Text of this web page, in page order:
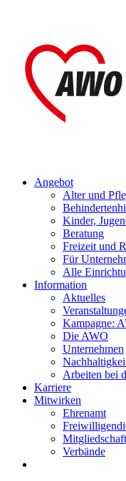
Angebot
Alter und
Kinder,
Beratung
Freizeit und
Für
Alle
Information
Aktuelles
Kampagne:
Die AWO
Unternehmen
Arbeiten bei
Karriere
Mitwirken
Ehrenamt
Mitgliedschaft
Verbände